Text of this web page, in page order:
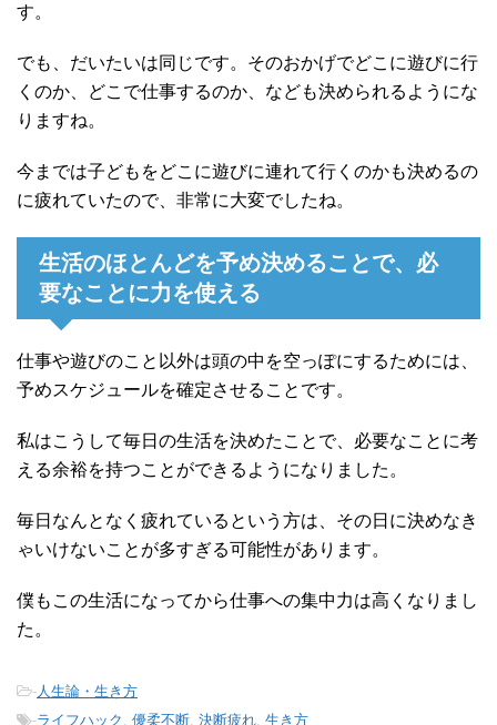
す。
でも、だいたいは同じです。そのおかげでどこに遊びに行
くのか、どこで仕事するのか、なども決められるようにな
りますね。
今までは子どもをどこに遊びに連れて行くのかも決めるの
に疲れていたので、非常に大変でしたね。
生活のほとんどを予め決めることで、必
要なことに力を使える
仕事や遊びのこと以外は頭の中を空っぽにするためには、
予めスケジュールを確定させることです。
私はこうして毎日の生活を決めたことで、必要なことに考
える余裕を持つことができるようになりました。
毎日なんとなく疲れているという方は、その日に決めなき
ゃいけないことが多すぎる可能性があります。
僕もこの生活になってから仕事への集中力は高くなりまし
た。
- 人生論・生き方
-ライフハック 優柔不断 決断疲れ 生き方